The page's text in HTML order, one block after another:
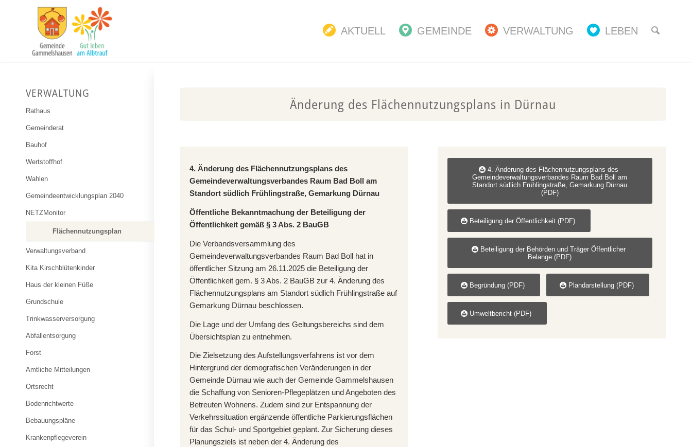
AKTUELL GEMEINDE VERWALTUNG LEBEN
Änderung des Flächennutzungsplans in Dürnau
4. Änderung des Flächennutzungsplans des
Gemeindeverwaltungsverbandes Raum Bad Boll am
Standort südlich Frühlingstraße, Gemarkung Dürnau
Öffentliche Bekanntmachung der Beteiligung der
Öffentlichkeit gemäß § 3 Abs. 2 BauGB
Die Verbandsversammlung des
Gemeindeverwaltungsverbandes Raum Bad Boll hat in
öffentlicher Sitzung am 26.11.2025 die Beteiligung der
Öffentlichkeit gem. § 3 Abs. 2 BauGB zur 4. Änderung des
Flächennutzungsplans am Standort südlich Frühlingstraße auf
Gemarkung Dürnau beschlossen.
Die Lage und der Umfang des Geltungsbereichs sind dem
Übersichtsplan zu entnehmen.
Die Zielsetzung des Aufstellungsverfahrens ist vor dem
Hintergrund der demografischen Veränderungen in der
Gemeinde Dürnau wie auch der Gemeinde Gammelshausen
die Schaffung von Senioren-Pflegeplätzen und Angeboten des
Betreuten Wohnens. Zudem sind zur Entspannung der
Verkehrssituation ergänzende öffentliche Parkierungsflächen
für das Schul- und Sportgebiet geplant. Zur Sicherung dieses
Planungsziels ist neben der 4. Änderung des
4. Änderung des Flächennutzungsplans des
Gemeindeverwaltungsverbandes Raum Bad Boll am
Standort südlich Frühlingstraße, Gemarkung Dürnau
(PDF)
Beteiligung der Öffentlichkeit (PDF)
Beteiligung der Behörden und Träger Öffentlicher
Belange (PDF)
Begründung (PDF) Plandarstellung (PDF)
Umweltbericht (PDF)
VERWALTUNG
Rathaus
Gemeinderat
Bauhof
Wertstoffhof
Wahlen
Gemeindeentwicklungsplan 2040
NETZMonitor
Flächennutzungsplan
Verwaltungsverband
Kita Kirschblütenkinder
Haus der kleinen Füße
Grundschule
Trinkwasserversorgung
Abfallentsorgung
Forst
Amtliche Mitteilungen
Ortsrecht
Bodenrichtwerte
Bebauungspläne
Krankenpflegeverein